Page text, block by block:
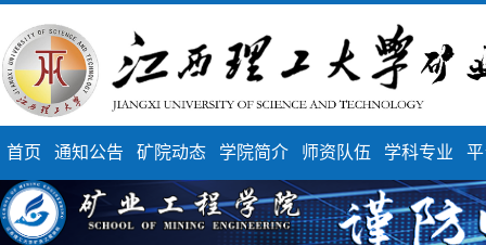
首页 通知公告 矿院动态 学院简介 师资队伍 学科专业